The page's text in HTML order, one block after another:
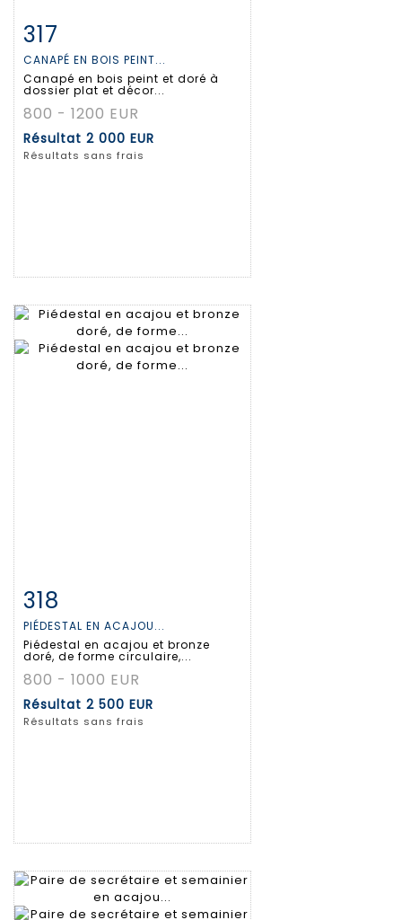
Fiche détaillée
317
CANAPÉ EN BOIS PEINT...
Canapé en bois peint et doré à
dossier plat et décor...
800 - 1200 EUR
Résultat 2 000 EUR
Résultats sans frais
Fiche détaillée
318
PIÉDESTAL EN ACAJOU...
Piédestal en acajou et bronze
doré, de forme circulaire,...
800 - 1000 EUR
Résultat 2 500 EUR
Résultats sans frais